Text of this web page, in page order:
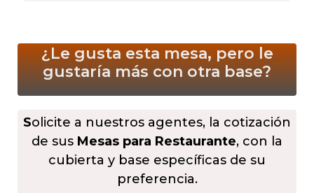
¿Le gusta esta mesa, pero le
gustaría más con otra base?
Solicite a nuestros agentes, la cotización
de sus Mesas para Restaurante, con la
cubierta y base específicas de su
preferencia.